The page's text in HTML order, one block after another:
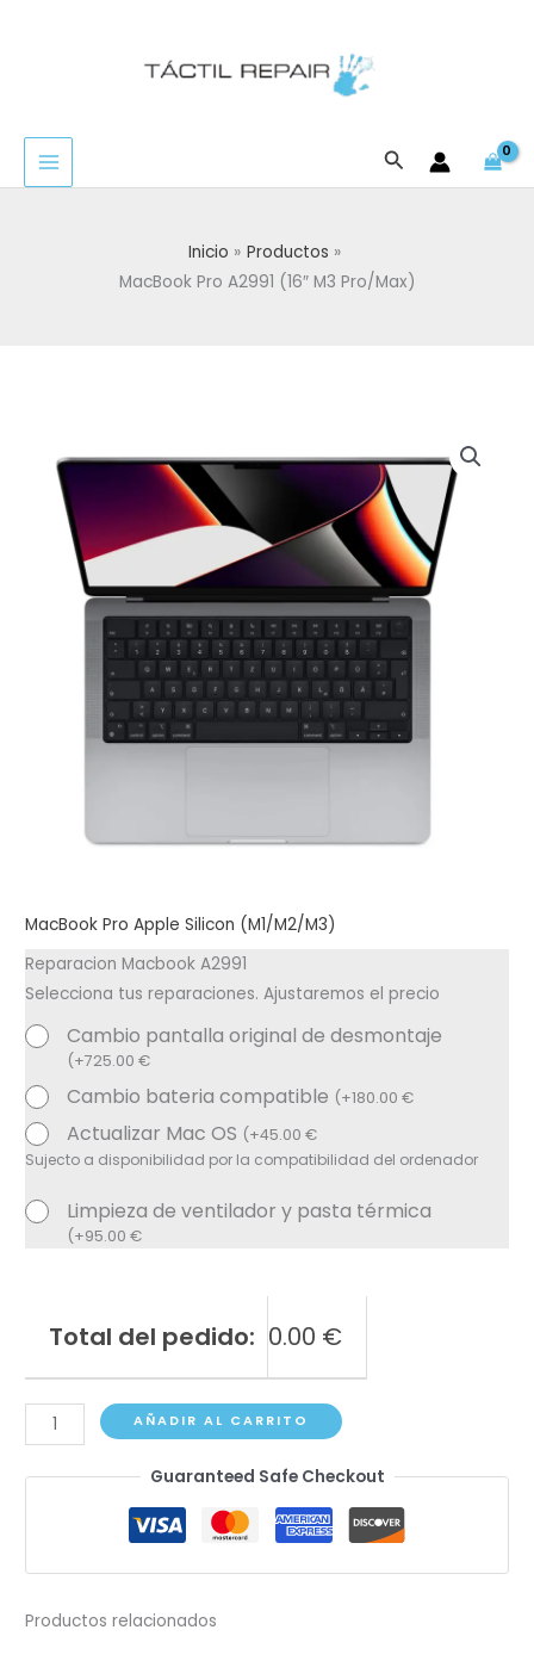
Buscar
Inicio
Productos
MacBook Pro A2991 (16″ M3 Pro/Max)
MacBook Pro Apple Silicon (M1/M2/M3)
Reparacion Macbook A2991
Selecciona tus reparaciones. Ajustaremos el precio
Cambio pantalla original de desmontaje
(+725.00€
Cambio bateria compatible (+180.00€
Actualizar Mac OS (+45.00€
Sujecto a disponibilidad por la compatibilidad del ordenador
Limpieza de ventilador y pasta térmica
(+95.00€
Total del pedido: 0.00 €
MacBook
Pro
A2991
Pro/Max)
AÑADIR AL CARRITO
Guaranteed Safe Checkout
Productos relacionados